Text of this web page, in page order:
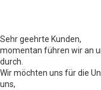
Sehr geehrte Kunden,
momentan führen wir an
durch.
Wir möchten uns für die
uns,